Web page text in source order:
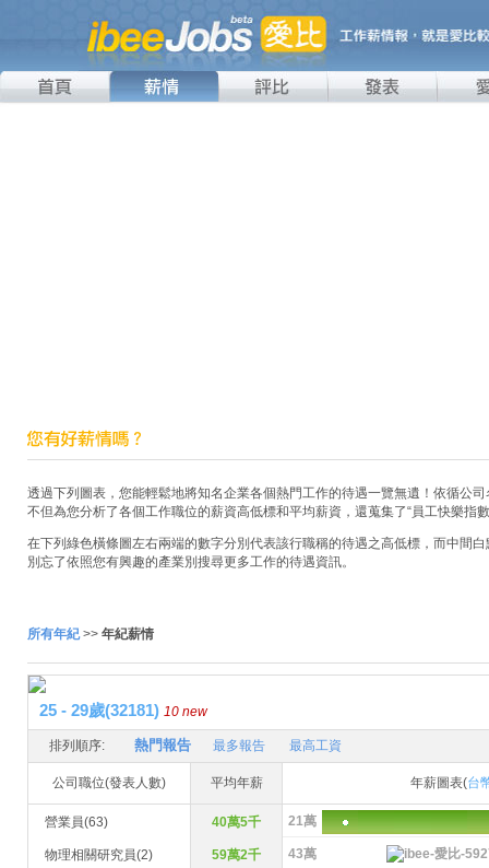
透過下列圖表，您能輕鬆地將知名企業各個熱門工作的待遇一覽無遺！依循公
不但為您分析了各個工作職位的薪資高低標和平均薪資，還蒐集了“員工快樂指
在下列綠色橫條圖左右兩端的數字分別代表該行職稱的待遇之高低標，而中間
別忘了依照您有興趣的產業別搜尋更多工作的待遇資訊。
所有年紀>> 年紀薪情
25 - 29歲(32181) 10 new
排列順序: 熱門報告 最多報告 最高工資
公司職位(發表人數) 平均年薪 年薪圖表(台
營業員(63) 40萬5千 21萬
物理相關研究員(2) 59萬2千 43萬